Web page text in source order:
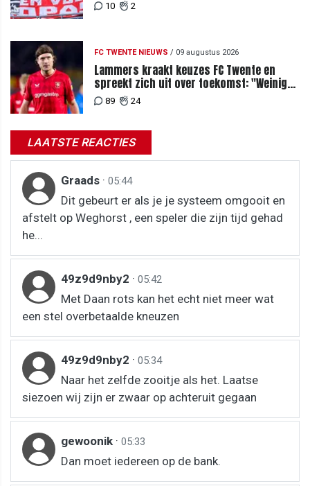
10 2
FC TWENTE NIEUWS / 09 augustus 2026
Lammers kraakt keuzes FC Twente en
spreekt zich uit over toekomst: "Weinig
van te begrijpen"
89 24
LAATSTE REACTIES
Graads · 05:44
Dit gebeurt er als je je systeem omgooit en
afstelt op Weghorst , een speler die zijn tijd gehad
he...
49z9d9nby2 · 05:42
Met Daan rots kan het echt niet meer wat
een stel overbetaalde kneuzen
49z9d9nby2 · 05:34
Naar het zelfde zooitje als het. Laatse
siezoen wij zijn er zwaar op achteruit gegaan
gewoonik · 05:33
Dan moet iedereen op de bank.